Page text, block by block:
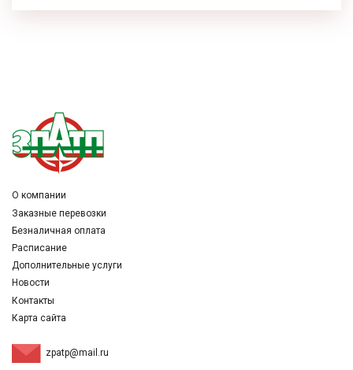
О компании
Заказные перевозки
Безналичная оплата
Расписание
Дополнительные услуги
Новости
Контакты
Карта сайта
zpatp@mail.ru